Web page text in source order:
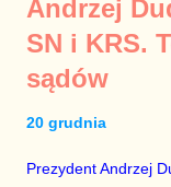
PiS, a następnie
Państwa ze
tych spółek i
które zawsze może
osoba z
Andrzej
SN i KRS.
sądów
20 grudnia
Prezydent Andrzej